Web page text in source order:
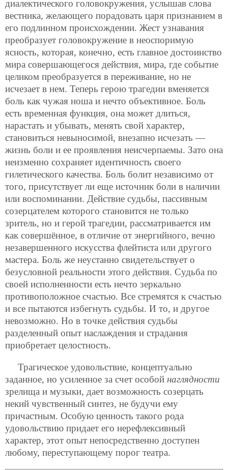
диалектического головокружения, услышав слова
вестника, желающего порадовать царя признанием в
его подлинном происхождении. Жест узнавания
преобразует головокружение в неоспоримую
ясность, которая, конечно, есть главное достоинство
мира совершающегося действия, мира, где событие
целиком преобразуется в переживание, но не
исчезает в нем. Теперь герою трагедии вменяется
боль как чужая ноша и нечто объективное. Боль
есть временная функция, она может длиться,
нарастать и убывать, менять свой характер,
становиться невыносимой, внезапно исчезать —
жизнь боли и ее проявления неисчерпаемы. Зато она
неизменно сохраняет идентичность своего
гилетического качества. Боль болит независимо от
того, присутствует ли еще источник боли в наличии
или воспоминании. Действие судьбы, пассивным
созерцателем которого становится не только
зритель, но и герой трагедии, рассматривается им
как совершённое, в отличие от энергийного, вечно
незавершенного искусства флейтиста или другого
мастера. Боль же неустанно свидетельствует о
безусловной реальности этого действия. Судьба по
своей исполненности есть нечто зеркально
противоположное счастью. Все стремятся к счастью
и все пытаются избегнуть судьбы. И то, и другое
невозможно. Но в точке действия судьбы
разделенный опыт наслаждения и страдания
приобретает целостность.
Трагическое удовольствие, концептуально
заданное, но усиленное за счет особой наглядности
зрелища и музыки, дает возможность созерцать
некий чувственный синтез, не будучи ему
причастным. Особую ценность такого рода
удовольствию придает его нерефлексивный
характер, этот опыт непосредственно доступен
любому, переступающему порог театра.